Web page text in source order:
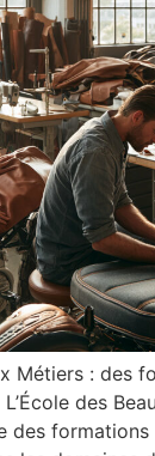
Métiers : des
des
des